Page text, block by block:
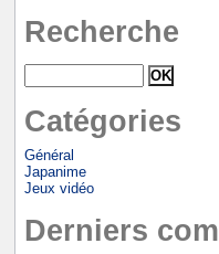
Recherche
Catégories
Général
Japanime
Jeux vidéo
Derniers